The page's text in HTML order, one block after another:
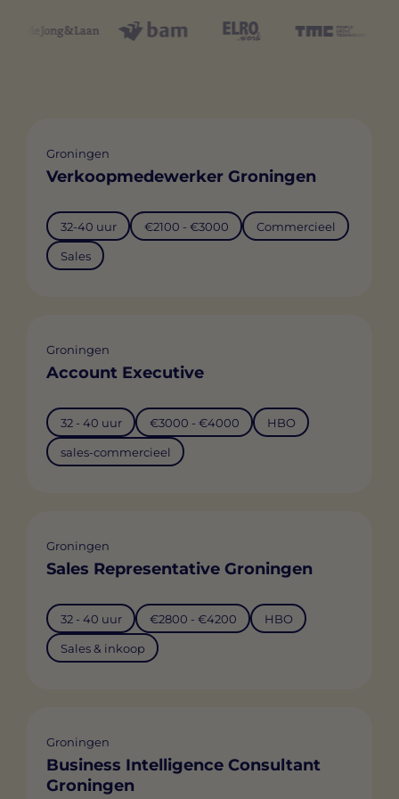
Groningen
Verkoopmedewerker Groningen
32-40 uur €2100 - €3000 Commercieel
Sales
Groningen
Account Executive
32 - 40 uur €3000 - €4000 HBO
sales-commercieel
Groningen
Sales Representative Groningen
32 - 40 uur €2800 - €4200 HBO
Sales & inkoop
Groningen
Business Intelligence Consultant
Groningen